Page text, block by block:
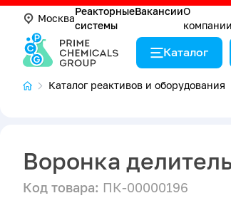
Москва
Реакторные
системы
ВакансииО
компании
Каталог
Каталог реактивов и оборудования
Воронка
Код товара: ПК-00000196